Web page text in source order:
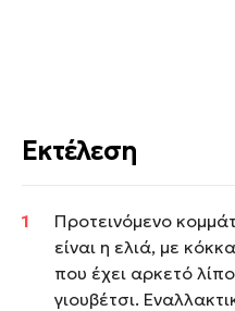
Εκτέλεση
Προτεινόμενο
είναι η ελιά, με
που έχει αρκετό
γιουβέτσι.